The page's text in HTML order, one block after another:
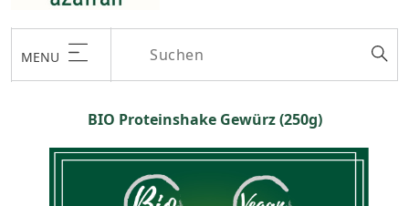
MENU
BIO Proteinshake Gewürz (250g)